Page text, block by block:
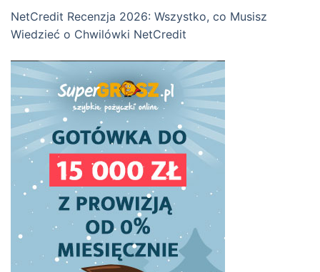
NetCredit Recenzja 2026: Wszystko, co Musisz
Wiedzieć o Chwilówki NetCredit